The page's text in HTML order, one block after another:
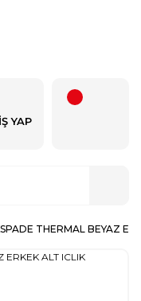
YAP
THERMAL BEYAZ